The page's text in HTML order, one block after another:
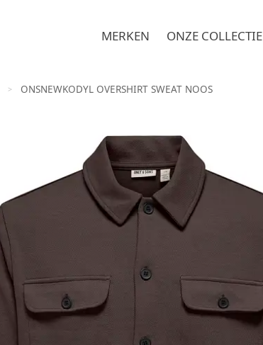
MERKEN ONZE COLLECTIE
> ONSNEWKODYL OVERSHIRT SWEAT NOOS